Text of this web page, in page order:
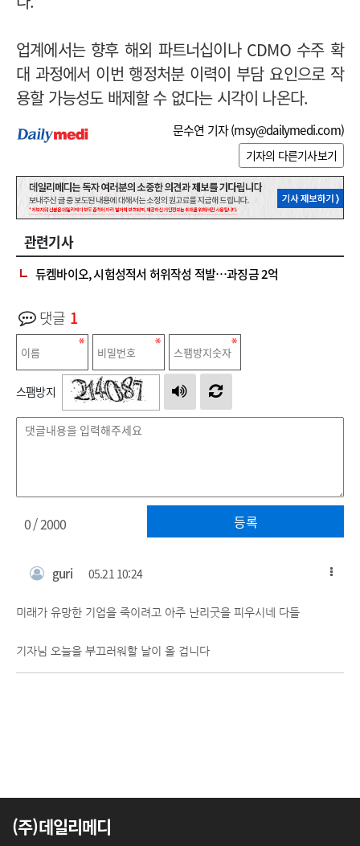
업계에서는 향후 해외 파트너십이나 CDMO 수주 확
대 과정에서 이번 행정처분 이력이 부담 요인으로 작
용할 가능성도 배제할 수 없다는 시각이 나온다.
문수연 기자 (msy@dailymedi.com)
기자의 다른기사보기
관련기사
듀켐바이오, 시험성적서 허위작성 적발…과징금 2억
댓글 1
스팸방지
등록
0/ 2000
guri 05.21 10:24
미래가 유망한 기업을 죽이려고 아주 난리굿을 피우시네 다들
기자님 오늘을 부끄러워할 날이 올 겁니다
(주)데일리메디